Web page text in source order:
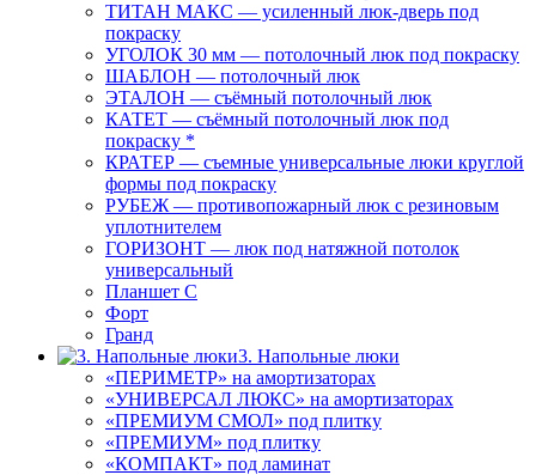
ТИТАН МАКС — усиленный люк-дверь под
покраску
УГОЛОК 30 мм — потолочный люк под покраску
ШАБЛОН — потолочный люк
ЭТАЛОН — съёмный потолочный люк
КАТЕТ — съёмный потолочный люк под
покраску *
КРАТЕР — съемные универсальные люки круглой
формы под покраску
РУБЕЖ — противопожарный люк с резиновым
уплотнителем
ГОРИЗОНТ — люк под натяжной потолок
универсальный
Планшет С
Форт
Гранд
3. Напольные люки
«ПЕРИМЕТР» на амортизаторах
«УНИВЕРСАЛ ЛЮКС» на амортизаторах
«ПРЕМИУМ СМОЛ» под плитку
«ПРЕМИУМ» под плитку
«КОМПАКТ» под ламинат